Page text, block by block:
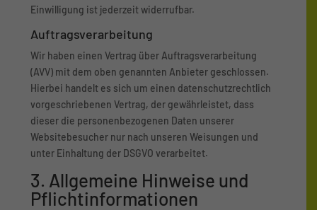
Einwilligung ist jederzeit widerrufbar.
Auftragsverarbeitung
Wir haben einen Vertrag über Auftragsverarbeitung
(AVV) mit dem oben genannten Anbieter geschlossen.
Hierbei handelt es sich um einen datenschutzrechtlich
vorgeschriebenen Vertrag, der gewährleistet, dass
dieser die personenbezogenen Daten unserer
Websitebesucher nur nach unseren Weisungen und
unter Einhaltung der DSGVO verarbeitet.
3. Allgemeine Hinweise und
Pflicht­informationen